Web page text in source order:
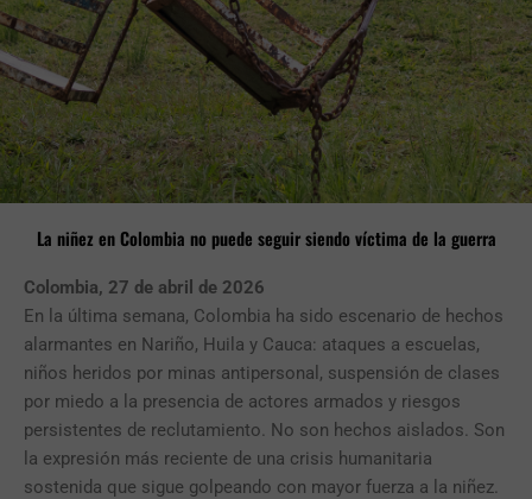
La niñez en Colombia no puede seguir siendo víctima de la guerra
Colombia, 27 de abril de 2026
En la última semana, Colombia ha sido escenario de hechos
alarmantes en Nariño, Huila y Cauca: ataques a escuelas,
niños heridos por minas antipersonal, suspensión de clases
por miedo a la presencia de actores armados y riesgos
persistentes de reclutamiento. No son hechos aislados. Son
la expresión más reciente de una crisis humanitaria
sostenida que sigue golpeando con mayor fuerza a la niñez.